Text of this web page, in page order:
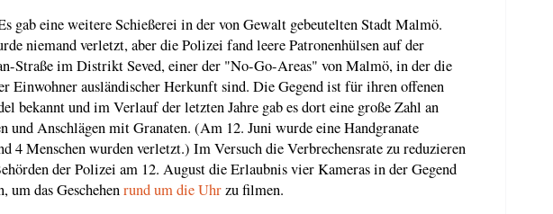
gab eine weitere Schießerei in der von Gewalt gebeutelten Stadt Malmö.
niemand verletzt, aber die Polizei fand leere Patronenhülsen auf der
Straße im Distrikt Seved, einer der "No-Go-Areas" von Malmö, in der die
Einwohner ausländischer Herkunft sind. Die Gegend ist für ihren offenen
bekannt und im Verlauf der letzten Jahre gab es dort eine große Zahl an
und Anschlägen mit Granaten. (Am 12. Juni wurde eine Handgranate
4 Menschen wurden verletzt.) Im Versuch die Verbrechensrate zu reduzieren
der Polizei am 12. August die Erlaubnis vier Kameras in der Gegend
um das Geschehenrund um die Uhrzu filmen.